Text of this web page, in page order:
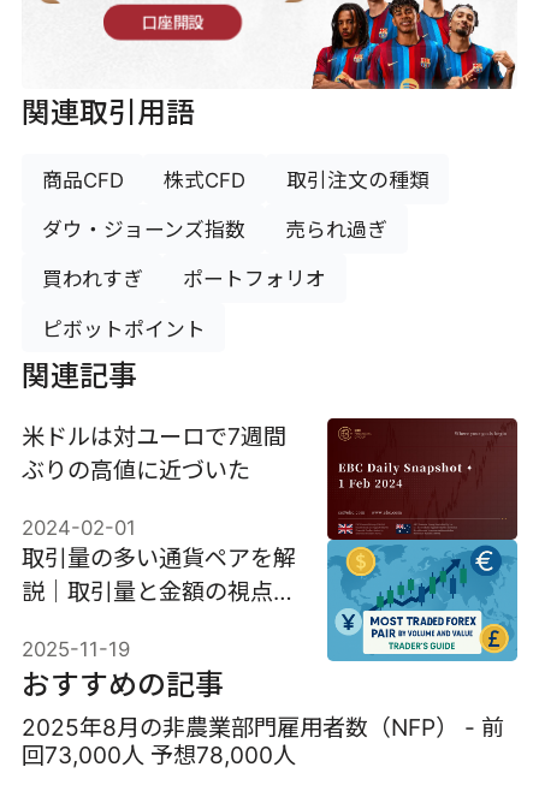
口座開設
関連取引用語
商品CFD 株式CFD 取引注文の種類
ダウ・ジョーンズ指数 売られ過ぎ
買われすぎ ポートフォリオ
ピボットポイント
関連記事
米ドルは対ユーロで7週間
ぶりの高値に近づいた
2024-02-01
取引量の多い通貨ペアを解
説｜取引量と金額の視点か
2025-11-19
おすすめの記事
2025年8月の非農業部門雇用者数（NFP） - 前
回73,000人 予想78,000人